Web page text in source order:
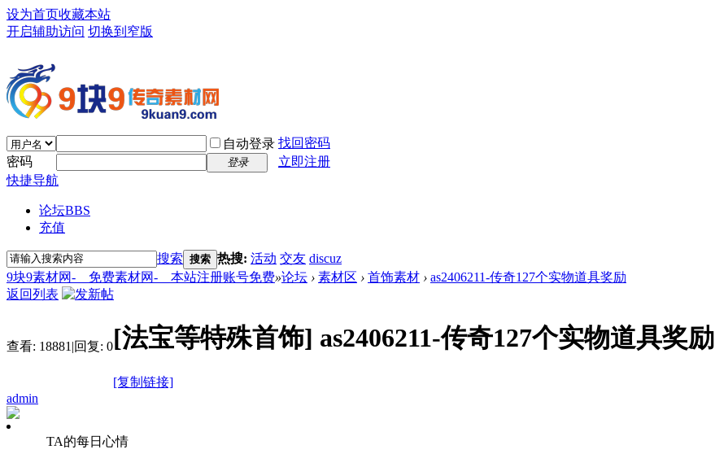
设为首页收藏本站
开启辅助访问 切换到窄版
自动登录 找回密码
密码
登录
立即注册
快捷导航
论坛BBS
充值
搜索 搜索 热搜: 活动 交友 discuz
9块9素材网-＿免费素材网-＿本站注册账号免费»论坛 › 素材区 › 首饰素材 › as2406211-传奇127个实物道具奖励
返回列表
查看: 18881 |回复: 0[法宝等特殊首饰] as2406211-传奇127个实物道具奖励
[复制链接]
admin
TA的每日心情